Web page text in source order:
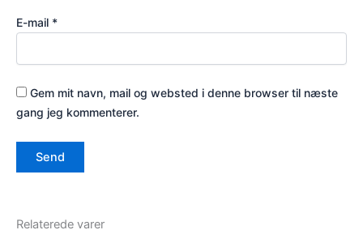
E-mail *
Gem mit navn, mail og websted i denne browser til næste
gang jeg kommenterer.
Relaterede varer